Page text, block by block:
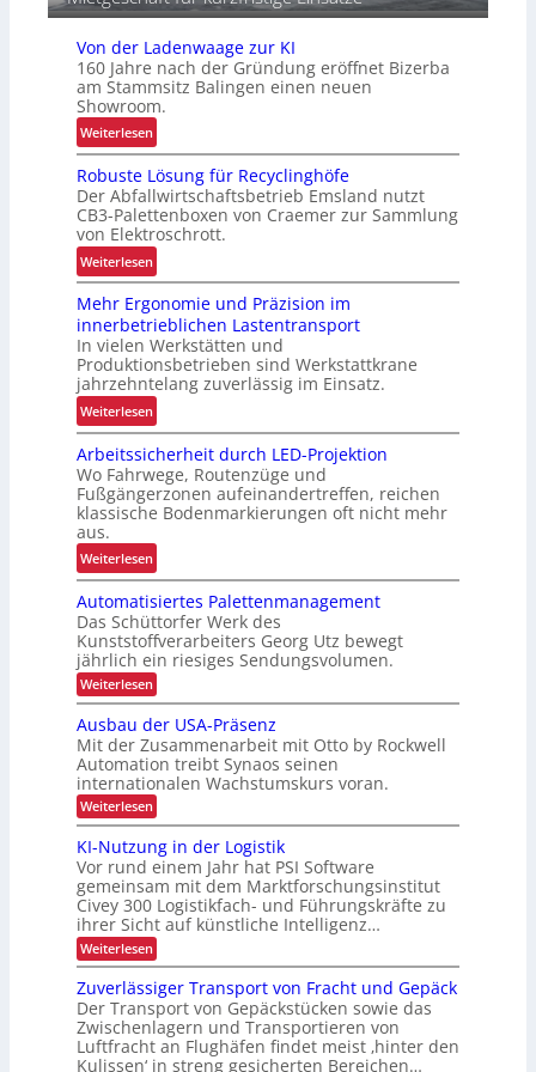
i
Von der Ladenwaage zur KI
160 Jahre nach der Gründung eröffnet Bizerba
am Stammsitz Balingen einen neuen
Showroom.
Weiterlesen:
V
o
n
d
e
r
a
d
e
n
w
a
a
g
e
z
u
r
K
I
Robuste Lösung für Recyclinghöfe
Der Abfallwirtschaftsbetrieb Emsland nutzt
CB3-Palettenboxen von Craemer zur Sammlung
von Elektroschrott.
Weiterlesen:
R
o
b
u
s
t
e
ö
s
u
g
f
ü
r
R
e
c
c
l
i
n
g
h
ö
f
e
Mehr Ergonomie und Präzision im
innerbetrieblichen Lastentransport
In vielen Werkstätten und
Produktionsbetrieben sind Werkstattkrane
jahrzehntelang zuverlässig im Einsatz.
Weiterlesen:
M
e
h
r
E
r
g
o
n
o
m
i
e
u
n
d
P
r
ä
z
i
i
o
n
i
m
i
Arbeitssicherheit durch LED-Projektion
Wo Fahrwege, Routenzüge und
Fußgängerzonen aufeinandertreffen, reichen
klassische Bodenmarkierungen oft nicht mehr
aus.
Weiterlesen:
A
r
b
e
i
t
s
i
c
h
e
r
h
e
i
t
d
u
r
c
h
Automatisiertes Palettenmanagement
Das Schüttorfer Werk des
Kunststoffverarbeiters Georg Utz bewegt
jährlich ein riesiges Sendungsvolumen.
Weiterlesen:
A
t
o
m
a
t
i
i
e
r
e
s
P
a
l
e
t
t
e
n
Ausbau der USA-Präsenz
Mit der Zusammenarbeit mit Otto by Rockwell
Automation treibt Synaos seinen
internationalen Wachstumskurs voran.
Weiterlesen:
A
s
b
a
u
d
e
r
U
S
A
-
P
r
KI-Nutzung in der Logistik
Vor rund einem Jahr hat PSI Software
gemeinsam mit dem Marktforschungsinstitut
Civey 300 Logistikfach- und Führungskräfte zu
ihrer Sicht auf künstliche Intelligenz…
Weiterlesen:
K
I
-
N
u
t
z
Zuverlässiger Transport von Fracht und Gepäck
Der Transport von Gepäckstücken sowie das
Zwischenlagern und Transportieren von
Luftfracht an Flughäfen findet meist ‚hinter den
Kulissen‘ in streng gesicherten Bereichen…